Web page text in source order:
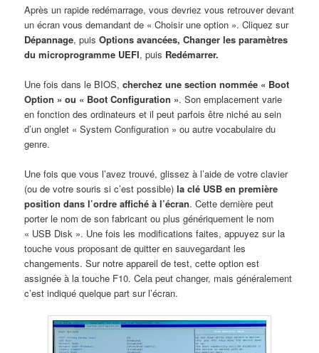
Après un rapide redémarrage, vous devriez vous retrouver devant
un écran vous demandant de « Choisir une option ». Cliquez sur
Dépannage, puisOptions avancées, Changer les paramètres
du microprogramme UEFI, puis Redémarrer.
Une fois dans le BIOS,cherchez une section nommée « Boot
Option » ou « Boot Configuration ». Son emplacement varie
en fonction des ordinateurs et il peut parfois être niché au sein
d’un onglet « System Configuration » ou autre vocabulaire du
genre.
Une fois que vous l’avez trouvé, glissez à l’aide de votre clavier
(ou de votre souris si c’est possible)la clé USB en première
position dans l’ordre affiché à l’écran. Cette dernière peut
porter le nom de son fabricant ou plus génériquement le nom
« USB Disk ». Une fois les modifications faites, appuyez sur la
touche vous proposant de quitter en sauvegardant les
changements. Sur notre appareil de test, cette option est
assignée à la touche F10. Cela peut changer, mais généralement
c’est indiqué quelque part sur l’écran.